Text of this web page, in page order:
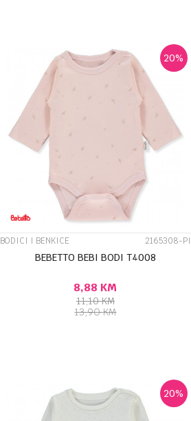
20%
BODICI I BENKICE 2165308-PI
BEBETTO BEBI BODI T4008
8,88 KM
11,10KM
13,90KM
20%